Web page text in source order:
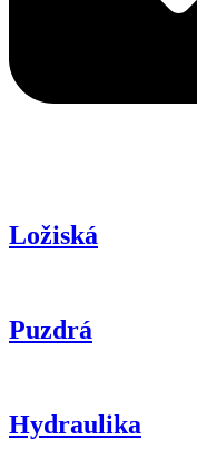
Ložiská
Puzdrá
Hydraulika